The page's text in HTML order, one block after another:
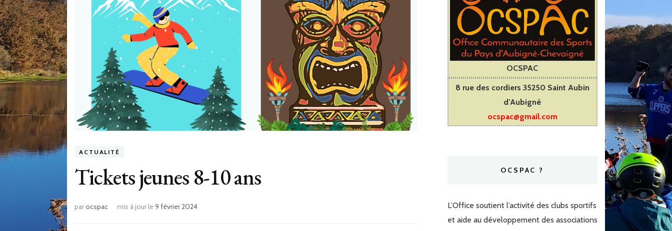
ACTUALITÉ
Tickets jeunes 8-10 ans
parocspac mis à jour le9 février 2024
OCSPAC
8 rue des cordiers 35250 Saint Aubin
d’Aubigné
ocspac@gmail.com
OCSPAC ?
L’Office soutient l’activité des clubs sportifs
et aide au développement des associations